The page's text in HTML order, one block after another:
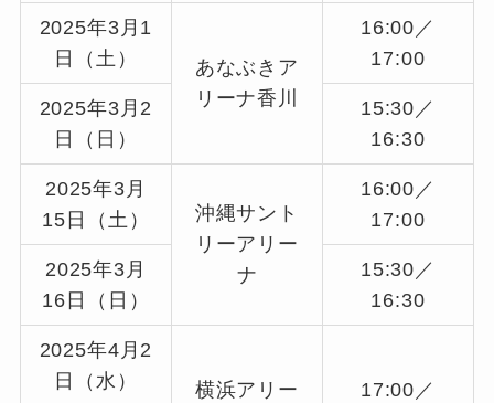
2025年3月1
日（土）
あなぶきア
リーナ香川
16:00／
17:00
2025年3月2
日（日）
15:30／
16:30
2025年3月
15日（土）
沖縄サント
リーアリー
ナ
16:00／
17:00
2025年3月
16日（日）
15:30／
16:30
2025年4月2
日（水）
横浜アリー
17:00／